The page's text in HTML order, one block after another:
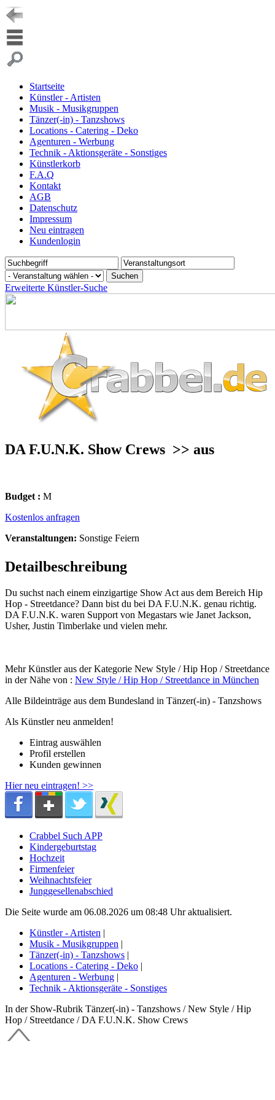
Startseite
Künstler - Artisten
Musik - Musikgruppen
Tänzer(-in) - Tanzshows
Locations - Catering - Deko
Agenturen - Werbung
Technik - Aktionsgeräte - Sonstiges
Künstlerkorb
F.A.Q
Kontakt
AGB
Datenschutz
Impressum
Neu eintragen
Kundenlogin
Erweiterte Künstler-Suche
DA F.U.N.K. Show Crews >> aus
Budget : M
Kostenlos anfragen
Veranstaltungen: Sonstige Feiern
Detailbeschreibung
Du suchst nach einem einzigartige Show Act aus dem Bereich Hip
Hop - Streetdance? Dann bist du bei DA F.U.N.K. genau richtig.
DA F.U.N.K. waren Support von Megastars wie Janet Jackson,
Usher, Justin Timberlake und vielen mehr.
Mehr Künstler aus der Kategorie New Style / Hip Hop / Streetdance
in der Nähe von : New Style / Hip Hop / Streetdance in München
Alle Bildeinträge aus dem Bundesland in Tänzer(-in) - Tanzshows
Als Künstler neu anmelden!
Eintrag auswählen
Profil erstellen
Kunden gewinnen
Hier neu eintragen! >>
Crabbel Such APP
Kindergeburtstag
Hochzeit
Firmenfeier
Weihnachtsfeier
Junggesellenabschied
Die Seite wurde am 06.08.2026 um 08:48 Uhr aktualisiert.
Künstler - Artisten |
Musik - Musikgruppen |
Tänzer(-in) - Tanzshows |
Locations - Catering - Deko |
Agenturen - Werbung |
Technik - Aktionsgeräte - Sonstiges
In der Show-Rubrik Tänzer(-in) - Tanzshows / New Style / Hip
Hop / Streetdance / DA F.U.N.K. Show Crews